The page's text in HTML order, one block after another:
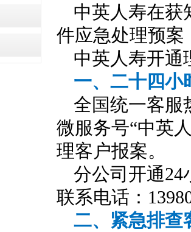
中英人寿在获
件应急处理预
中英人寿开通
一、二十四小
全国统一客服
微服务号“中英
理客户报案。
分公司开通24
联系电话：
二、紧急排查